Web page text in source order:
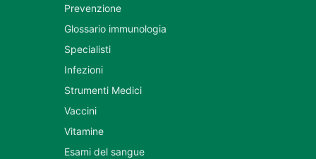
Prevenzione
Glossario immunologia
Specialisti
Infezioni
Strumenti Medici
Vaccini
Vitamine
Esami del sangue